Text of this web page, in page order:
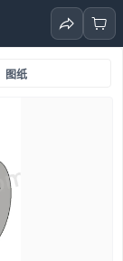
图纸